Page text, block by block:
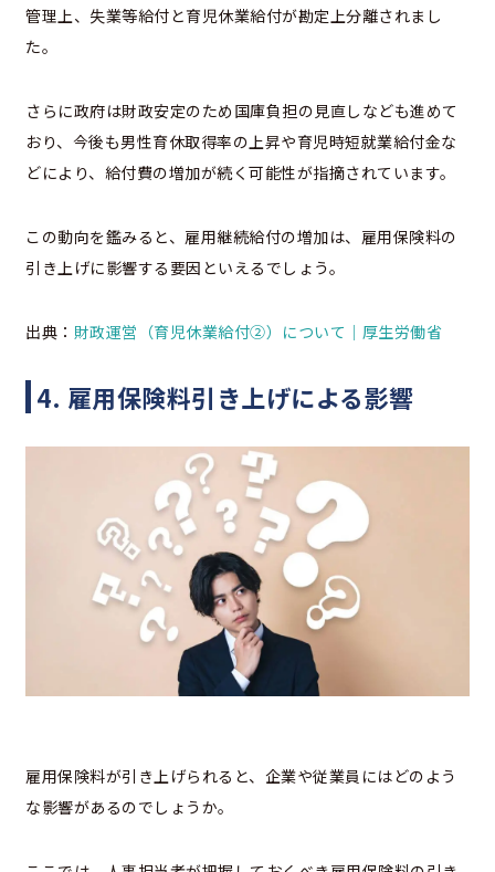
管理上、失業等給付と育児休業給付が勘定上分離されまし
た。
さらに政府は財政安定のため国庫負担の見直しなども進めて
おり、今後も男性育休取得率の上昇や育児時短就業給付金な
どにより、給付費の増加が続く可能性が指摘されています。
この動向を鑑みると、雇用継続給付の増加は、雇用保険料の
引き上げに影響する要因といえるでしょう。
出典： 財政運営（育児休業給付②）について｜厚生労働省
4. 雇用保険料引き上げによる影響
雇用保険料が引き上げられると、企業や従業員にはどのよう
な影響があるのでしょうか。